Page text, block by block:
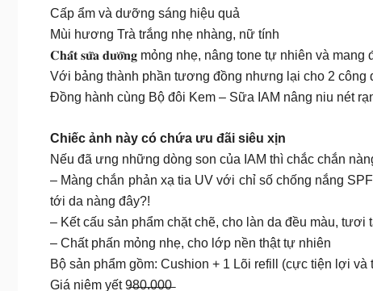
Cấp ẩm và dưỡng sáng hiệu quả
Mùi hương Trà trắng nhẹ nhàng, nữ tính
𝐂𝐡𝐚̂́𝐭 𝐬𝐮̛̃𝐚 𝐝𝐮̛𝐨̛̃𝐧𝐠 mỏng nhẹ, nâng tone tự nhiên và
Với bảng thành phần tương đồng nhưng lại cho 2
Đồng hành cùng Bộ đôi Kem – Sữa IAM nâng niu nét
Chiếc ảnh này có chứa ưu đãi siêu xịn
Nếu đã ưng những dòng son của IAM thì chắc chắn
– Màng chắn phản xạ tia UV với chỉ số chống nắng
tới da nàng đây?!
– Kết cấu sản phẩm chặt chẽ, cho làn da đều màu, tươi
– Chất phấn mỏng nhẹ, cho lớp nền thật tự nhiên
Bộ sản phẩm gồm: Cushion + 1 Lõi refill (cực tiện lợi và
Giá niêm yết 9̶8̶0̶.̶0̶0̶0̶